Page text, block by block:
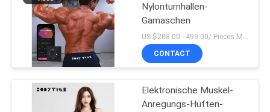
Nylonturnhallen-
Gamaschen
US $208.00 - 499.00/ Pieces MOQ:1pieces
CONTACT
Elektronische Muskel-
Anregungs-Hüften-